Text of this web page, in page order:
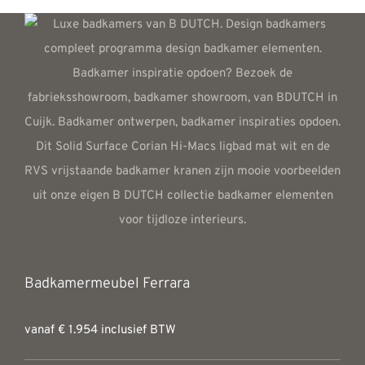
Badkamermeubel Ferrara
vanaf € 1.954 inclusief BTW